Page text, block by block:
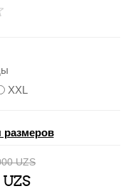
XXL
размеров
UZS